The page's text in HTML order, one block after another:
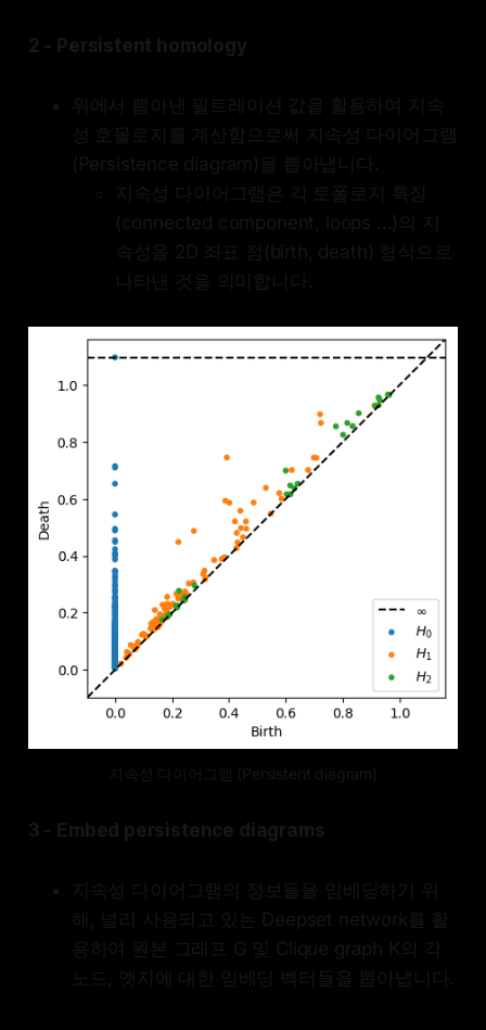
2 - Persistent homology
위에서 뽑아낸 필트레이션 값을 활용하여 지속
성 호몰로지를 계산함으로써 지속성 다이어그램
(Persistence diagram)을 뽑아냅니다.
지속성 다이어그램은 각 토폴로지 특징
(connected component, loops ...)의 지
속성을 2D 좌표 점(birth, death) 형식으로
나타낸 것을 의미합니다.
지속성 다이어그램 (Persistent diagram)
3 - Embed persistence diagrams
지속성 다이어그램의 정보들을 임베딩하기 위
해, 널리 사용되고 있는 Deepset network를 활
용하여 원본 그래프 G 및 Clique graph K의 각
노드, 엣지에 대한 임베딩 벡터들을 뽑아냅니다.